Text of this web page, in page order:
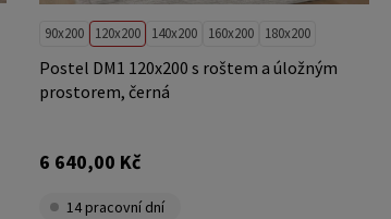
90x200 120x200 140x200 160x200 180x200
Postel DM1 120x200 s roštem a úložným
prostorem, černá
6 640,00 Kč
14 pracovní dní